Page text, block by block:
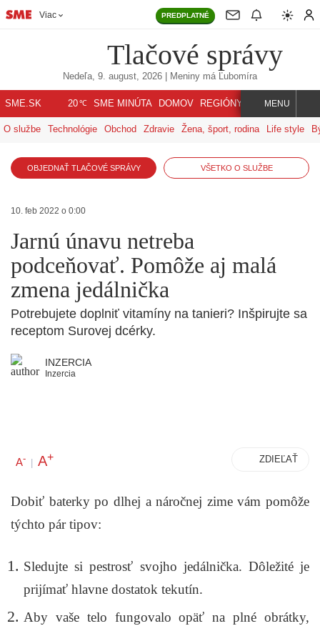
Viac PREDPLATNÉ
Tlačové správy
Nedeľa, 9. august, 2026 | Meniny má Ľubomíra
SME.SK 20℃ SME MINÚTA DOMOV REGIÓNY INDEX SVET
MENU
O službe Technológie Obchod Zdravie Žena, šport, rodina Life style
OBJEDNAŤ TLAČOVÉ SPRÁVY VŠETKO O SLUŽBE
10. feb 2022 o 0:00
Jarnú únavu netreba
podceňovať. Pomôže aj malá
zmena jedálnička
Potrebujete doplniť vitamíny na tanieri? Inšpirujte sa
receptom Surovej dcérky.
INZERCIA
Inzercia
A- | A+ ZDIEĽAŤ
Dobiť baterky po dlhej a náročnej zime vám pomôže
týchto pár tipov:
Sledujte si pestrosť svojho jedálnička. Dôležité je
prijímať hlavne dostatok tekutín.
Aby vaše telo fungovalo opäť na plné obrátky,